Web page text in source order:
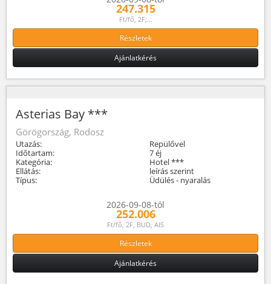
247.315
Ft/fő, 2F;...
Részletek
Ajánlatkérés
Asterias Bay ***
Görögország, Rodosz
Utazás:
Repülővel
Időtartam:
7 éj
Kategória:
Hotel ***
Ellátás:
leírás szerint
Típus:
Üdülés - nyaralás
2026-09-08-tól
252.006
Ft/fő, 2F, BUD, AIS
Részletek
Ajánlatkérés